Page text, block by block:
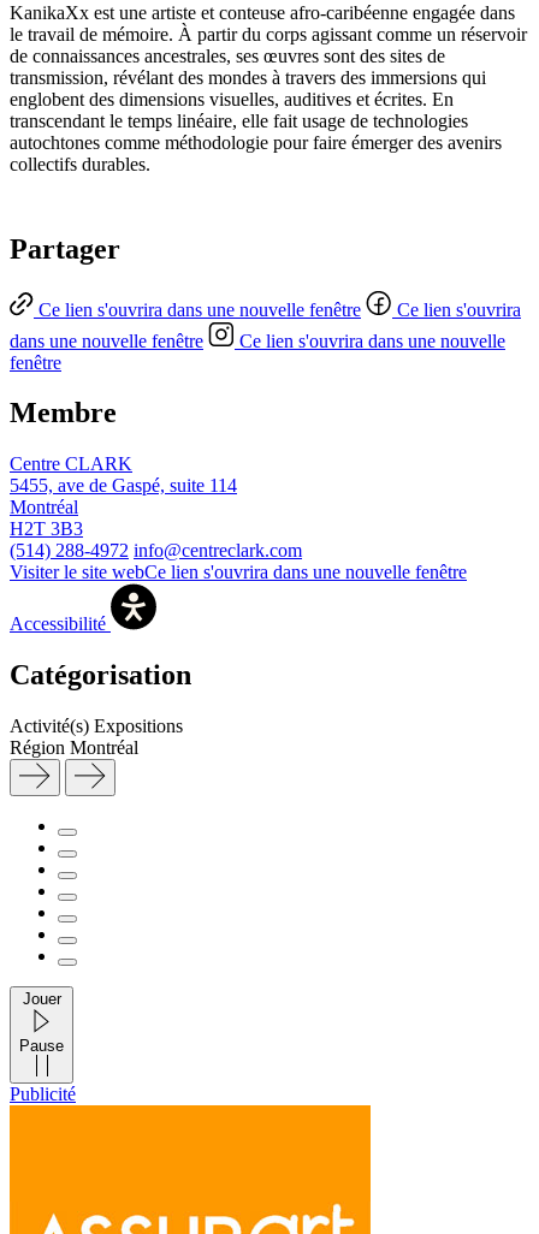
KanikaXx est une artiste et conteuse afro-caribéenne engagée dans
le travail de mémoire. À partir du corps agissant comme un réservoir
de connaissances ancestrales, ses œuvres sont des sites de
transmission, révélant des mondes à travers des immersions qui
englobent des dimensions visuelles, auditives et écrites. En
transcendant le temps linéaire, elle fait usage de technologies
autochtones comme méthodologie pour faire émerger des avenirs
collectifs durables.
Partager
Ce lien s'ouvrira dans une nouvelle fenêtre
Ce lien s'ouvrira
dans une nouvelle fenêtre
Ce lien s'ouvrira dans une nouvelle
fenêtre
Membre
Centre CLARK
5455, ave de Gaspé, suite 114
Montréal
H2T 3B3
(514) 288-4972 info@centreclark.com
Visiter le site webCe lien s'ouvrira dans une nouvelle fenêtre
Accessibilité
Catégorisation
Activité(s) Expositions
Région Montréal
Jouer
Pause
Publicité